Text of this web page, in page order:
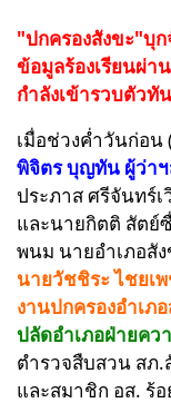
"ปกครองสังขะ"บุ
ข้อมูลร้องเรียนผ่า
กำลังเข้ารวบตัวทั
เมื่อช่วงค่ำวันก่อน
พิจิตร บุญทัน ผู้ว่า
ประภาส ศรีจันทร์เ
และนายกิตติ สัตย์
พนม นายอำเภอสั
นายวัชชิระ ไชยเ
งานปกครองอำเภ
ปลัดอำเภอฝ่ายคว
ตำรวจสืบสวน สภ
และสมาชิก อส. ร้